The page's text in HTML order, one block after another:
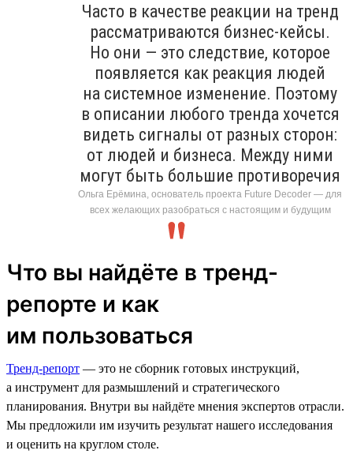
Часто в качестве реакции на тренд
рассматриваются бизнес-кейсы.
Но они — это следствие, которое
появляется как реакция людей
на системное изменение. Поэтому
в описании любого тренда хочется
видеть сигналы от разных сторон:
от людей и бизнеса. Между ними
могут быть большие противоречия
Ольга Ерёмина, основатель проекта Future Decoder — для
всех желающих разобраться с настоящим и будущим
Что вы найдёте в тренд-
репорте и как
им пользоваться
Тренд-репорт — это не сборник готовых инструкций,
а инструмент для размышлений и стратегического
планирования. Внутри вы найдёте мнения экспертов отрасли.
Мы предложили им изучить результат нашего исследования
и оценить на круглом столе.